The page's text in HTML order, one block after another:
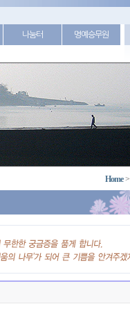
나눔터 명예승무원
Home>